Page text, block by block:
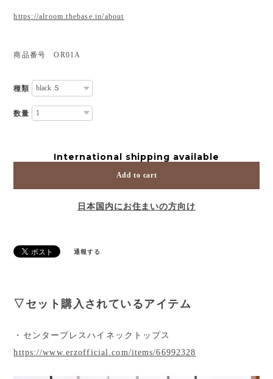
https://alroom.thebase.in/about
商品番号 OR01A
種類
数量
International shipping available
Add to cart
日本国内にお住まいの方向け
通報する
▽セット購入されているアイテム
・センタープレスハイネックトップス
https://www.erzofficial.com/items/66992328